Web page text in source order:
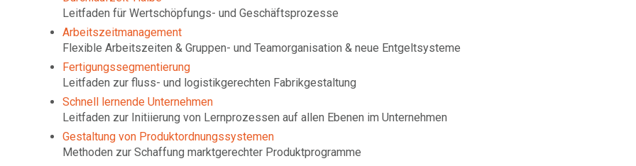
Leitfaden für Wertschöpfungs- und Geschäftsprozesse
Arbeitszeitmanagement
Flexible Arbeitszeiten & Gruppen- und Teamorganisation & neue Entgeltsysteme
Fertigungssegmentierung
Leitfaden zur fluss- und logistikgerechten Fabrikgestaltung
Schnell lernende Unternehmen
Leitfaden zur Initiierung von Lernprozessen auf allen Ebenen im Unternehmen
Gestaltung von Produktordnungssystemen
Methoden zur Schaffung marktgerechter Produktprogramme